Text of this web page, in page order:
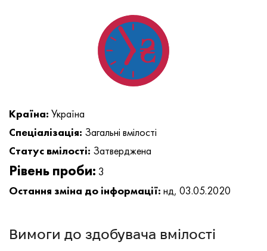
Країна: Україна
Спеціалізація: Загальні вмілості
Статус вмілості: Затверджена
Рівень проби: 3
Остання зміна до інформації: нд, 03.05.2020
Вимоги до здобувача вмілості